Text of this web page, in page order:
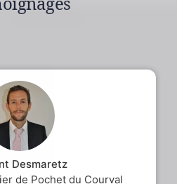
Desmaretz
de Pochet du Courval